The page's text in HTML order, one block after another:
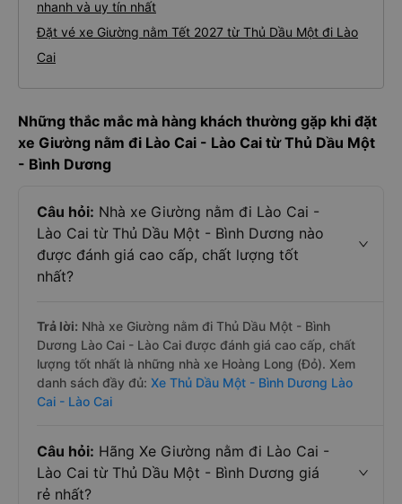
nhanh và uy tín nhất
Đặt vé xe Giường nằm Tết 2027 từ Thủ Dầu Một đi Lào
Cai
Những thắc mắc mà hàng khách thường gặp khi đặt
xe Giường nằm đi Lào Cai - Lào Cai từ Thủ Dầu Một
- Bình Dương
Câu hỏi: Nhà xe Giường nằm đi Lào Cai -
Lào Cai từ Thủ Dầu Một - Bình Dương nào
được đánh giá cao cấp, chất lượng tốt
nhất?
Trả lời: Nhà xe Giường nằm đi Thủ Dầu Một - Bình
Dương Lào Cai - Lào Cai được đánh giá cao cấp, chất
lượng tốt nhất là những nhà xe Hoàng Long (Đỏ). Xem
danh sách đầy đủ: Xe Thủ Dầu Một - Bình Dương Lào
Cai - Lào Cai
Câu hỏi: Hãng Xe Giường nằm đi Lào Cai -
Lào Cai từ Thủ Dầu Một - Bình Dương giá
rẻ nhất?